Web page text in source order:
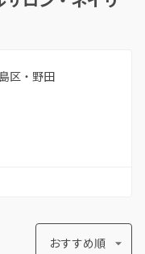
区・野田
おすすめ順